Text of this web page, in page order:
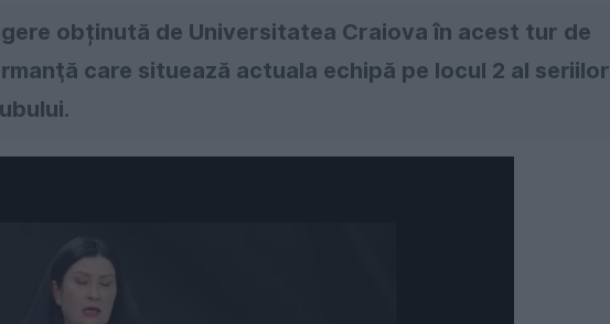
obținută de Universitatea Craiova în acest tur de
care situează actuala echipă pe locul 2 al seriilor